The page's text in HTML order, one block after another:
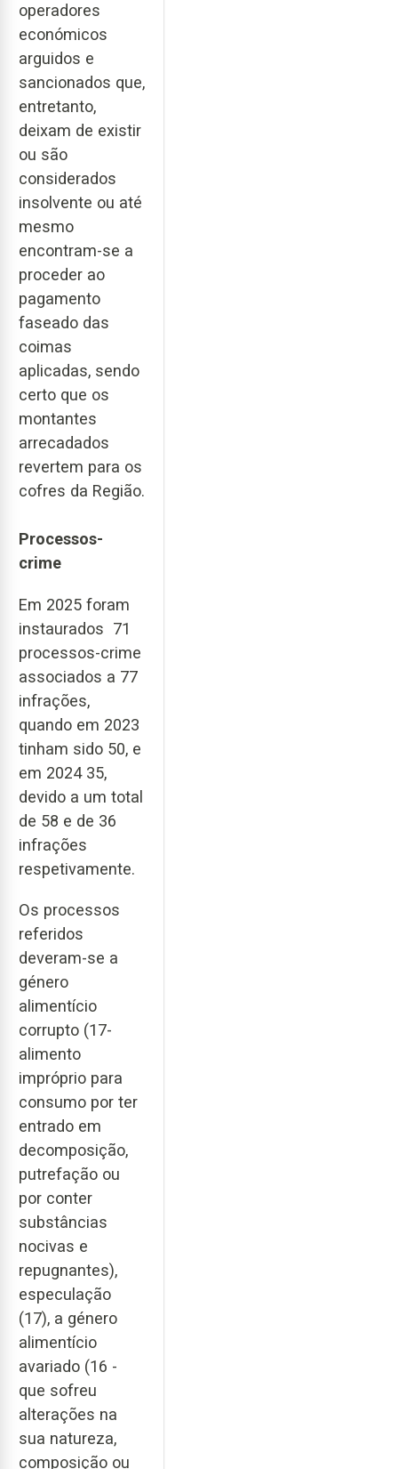
operadores
económicos
arguidos e
sancionados que,
entretanto,
deixam de existir
ou são
considerados
insolvente ou até
mesmo
encontram-se a
proceder ao
pagamento
faseado das
coimas
aplicadas, sendo
certo que os
montantes
arrecadados
revertem para os
cofres da Região.
Processos-
crime
Em 2025 foram
instaurados 71
processos-crime
associados a 77
infrações,
quando em 2023
tinham sido 50, e
em 2024 35,
devido a um total
de 58 e de 36
infrações
respetivamente.
Os processos
referidos
deveram-se a
género
alimentício
corrupto (17-
alimento
impróprio para
consumo por ter
entrado em
decomposição,
putrefação ou
por conter
substâncias
nocivas e
repugnantes),
especulação
(17), a género
alimentício
avariado (16 -
que sofreu
alterações na
sua natureza,
composição ou